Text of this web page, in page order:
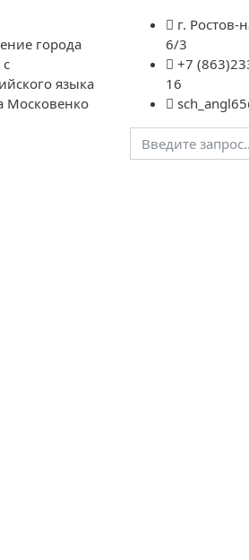
города
языка
Московенко
г. Ростов-
6/3
+7
16